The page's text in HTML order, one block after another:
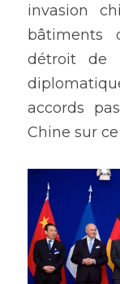
invasion
bâtiments
détroit de
accords
Chine sur